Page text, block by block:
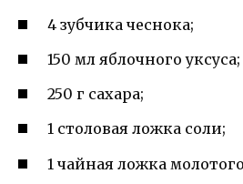
4 зубчика чеснока;
150 мл яблочного уксуса;
250 г сахара;
1 столовая ложка соли;
1 чайная ложка